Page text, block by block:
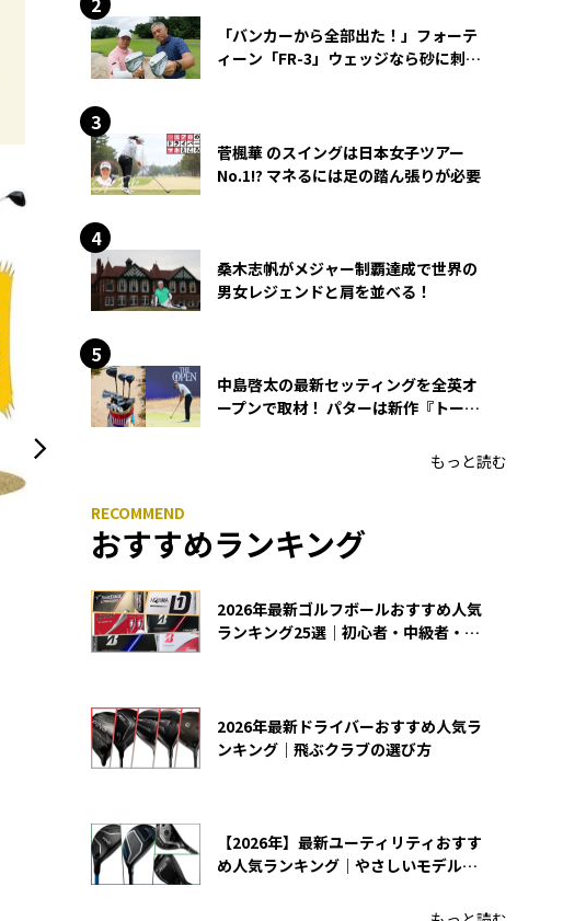
「バンカーから全部出た！」フォーテ
ィーン「FR-3」ウェッジなら砂に刺さ
菅楓華 のスイングは日本女子ツアー
No.1!? マネるには足の踏ん張りが必要
桑木志帆がメジャー制覇達成で世界の
男女レジェンドと肩を並べる！
中島啓太の最新セッティングを全英オ
ープンで取材！ パターは新作『トーチ
もっと読む
おすすめランキング
2026年最新ゴルフボールおすすめ人気
ランキング25選｜初心者・中級者・上
2026年最新ドライバーおすすめ人気ラ
ンキング｜飛ぶクラブの選び方
【2026年】最新ユーティリティおすす
め人気ランキング｜やさしいモデルの